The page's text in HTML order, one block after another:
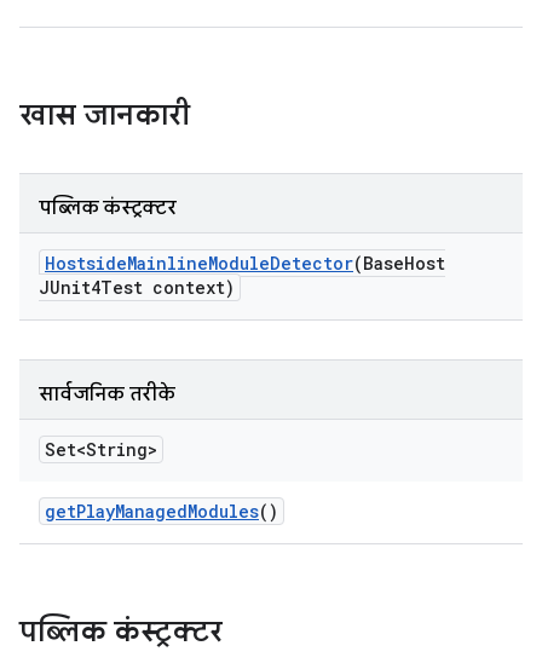
खास जानकारी
पब्लिक कंस्ट्रक्टर
HostsideMainlineModuleDetector(BaseHost
JUnit4Test context)
सार्वजनिक तरीके
Set<String>
getPlayManagedModules()
पब्लिक कंस्ट्रक्टर